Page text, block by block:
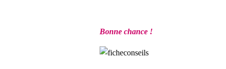
Bonne chance !